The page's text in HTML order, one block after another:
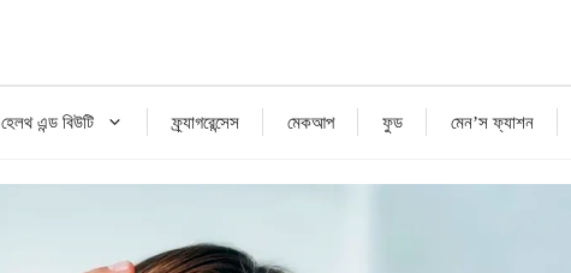
হেলথ এন্ড বিউটি ফ্র্যাগরেন্সেস মেকআপ ফুড মেন’স ফ্যাশন